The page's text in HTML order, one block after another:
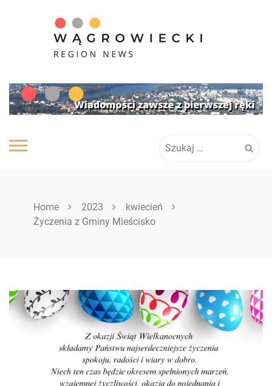
Home 2023
kwiecień
Życzenia z Gminy Mieścisko